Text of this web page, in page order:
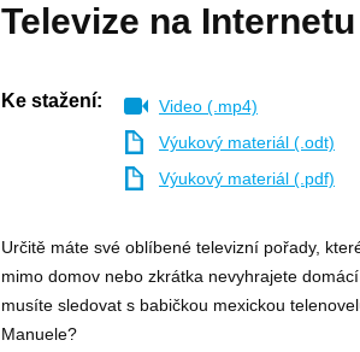
Televize na Internetu
Ke stažení:
Video (.mp4)
Výukový materiál (.odt)
Výukový materiál (.pdf)
Určitě máte své oblíbené televizní pořady,
mimo domov nebo zkrátka nevyhrajete
musíte sledovat s babičkou mexickou
Manuele?